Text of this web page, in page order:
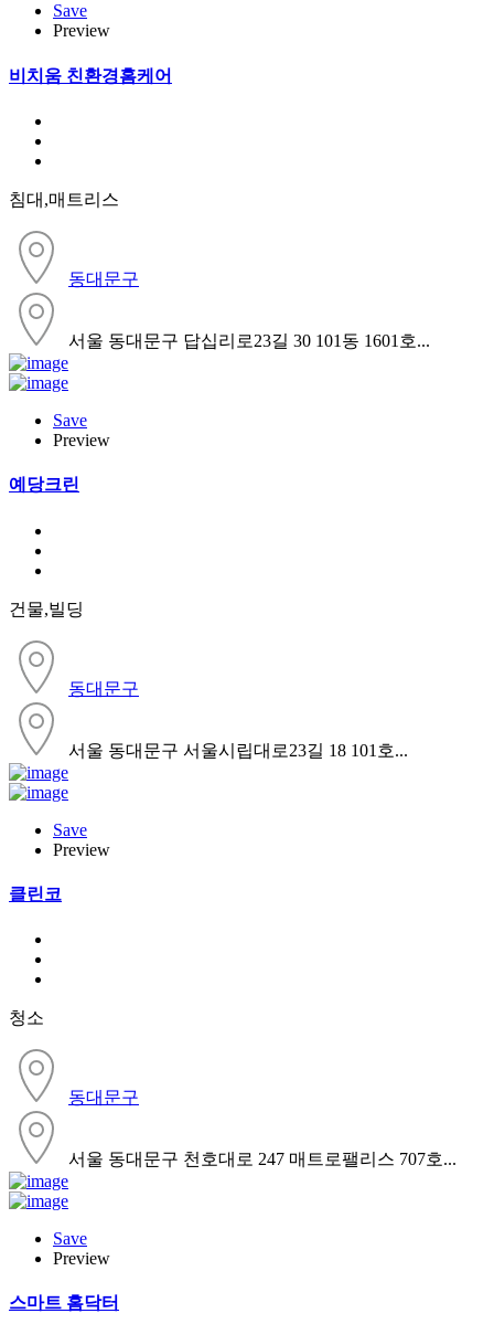
Save
Preview
비치움 친환경홈케어
침대,매트리스
동대문구
서울 동대문구 답십리로23길 30 101동 1601호...
Save
Preview
예당크린
건물,빌딩
동대문구
서울 동대문구 서울시립대로23길 18 101호...
Save
Preview
클린코
청소
동대문구
서울 동대문구 천호대로 247 매트로팰리스 707호...
Save
Preview
스마트 홈닥터